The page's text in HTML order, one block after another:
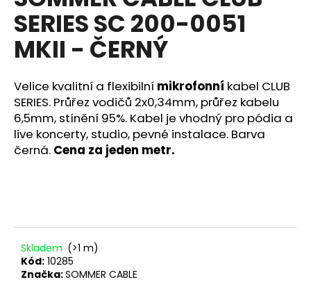
0,0
z
5
hvězdiček.
SERIES SC 200-0051
MKII - ČERNÝ
Velice kvalitní a flexibilní mikrofonní kabel CLUB
SERIES. Průřez vodičů 2x0,34mm, průřez kabelu
6,5mm, stínění 95%. Kabel je vhodný pro pódia a
live koncerty, studio, pevné instalace. Barva
černá. Cena za jeden metr.
Skladem (>1 m)
Kód: 10285
Značka:SOMMER CABLE
a
j
í
?
p
o